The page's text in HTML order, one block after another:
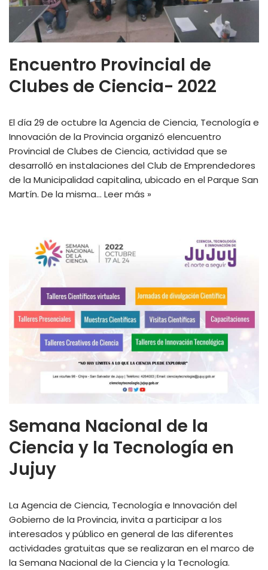
Encuentro Provincial de
Clubes de Ciencia- 2022
El día 29 de octubre la Agencia de Ciencia, Tecnología e
Innovación de la Provincia organizó elencuentro
Provincial de Clubes de Ciencia, actividad que se
desarrolló en instalaciones del Club de Emprendedores
de la Municipalidad capitalina, ubicado en el Parque San
Martín. De la misma… Leer más »
Semana Nacional de la
Ciencia y la Tecnología en
Jujuy
La Agencia de Ciencia, Tecnología e Innovación del
Gobierno de la Provincia, invita a participar a los
interesados y público en general de las diferentes
actividades gratuitas que se realizaran en el marco de
la Semana Nacional de la Ciencia y la Tecnología.